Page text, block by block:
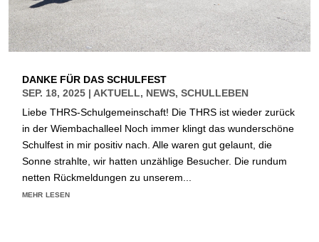
DANKE FÜR DAS SCHULFEST
SEP. 18, 2025 | AKTUELL, NEWS, SCHULLEBEN
Liebe THRS-Schulgemeinschaft! Die THRS ist wieder zurück
in der Wiembachalleel Noch immer klingt das wunderschöne
Schulfest in mir positiv nach. Alle waren gut gelaunt, die
Sonne strahlte, wir hatten unzählige Besucher. Die rundum
netten Rückmeldungen zu unserem...
mehr lesen